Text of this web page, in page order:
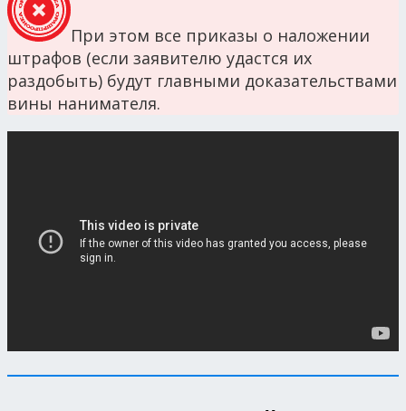
При этом все приказы о наложении
штрафов (если заявителю удастся их
раздобыть) будут главными доказательствами
вины нанимателя.